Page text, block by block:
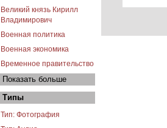
Великий князь Кирилл
Владимирович
Военная политика
Военная экономика
Временное правительство
Показать больше
Типы
Тип: Фотография